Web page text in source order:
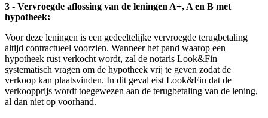
3 - Vervroegde aflossing van de leningen A+, A en B met
hypotheek:
Voor deze leningen is een gedeeltelijke vervroegde terugbetaling
altijd contractueel voorzien. Wanneer het pand waarop een
hypotheek rust verkocht wordt, zal de notaris Look&Fin
systematisch vragen om de hypotheek vrij te geven zodat de
verkoop kan plaatsvinden. In dit geval eist Look&Fin dat de
verkoopprijs wordt toegewezen aan de terugbetaling van de lening,
al dan niet op voorhand.